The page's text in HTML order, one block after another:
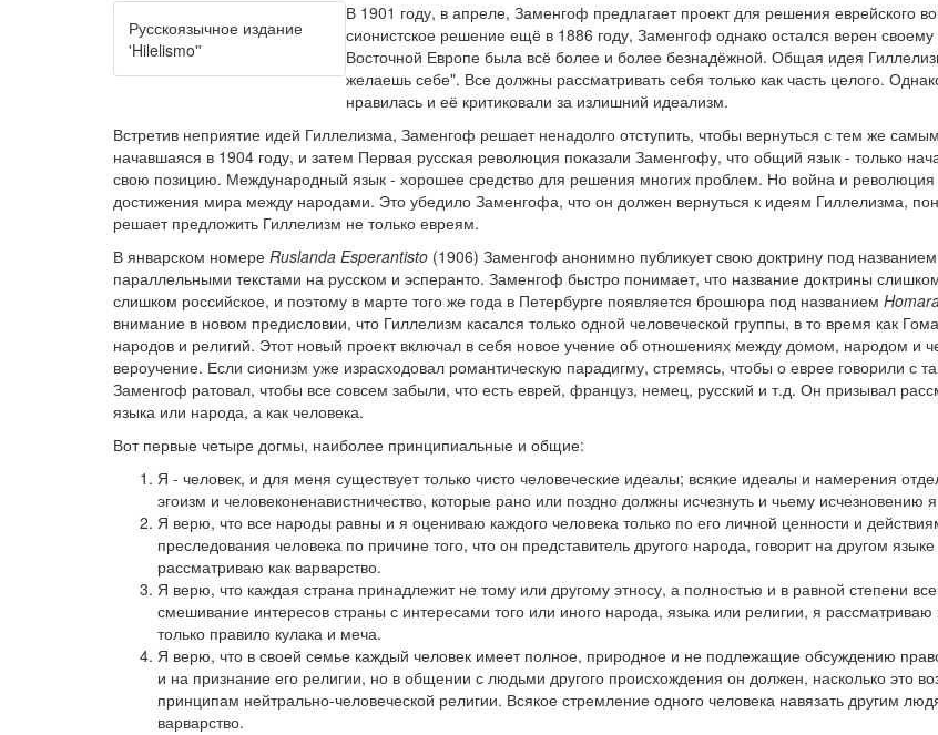
Русскоязычное издание
'Hilelismo''
В 1901 году, в апреле, Заменгоф предлагает проект для решения еврейского
сионистское решение ещё в 1886 году, Заменгоф однако остался верен
Восточной Европе была всё более и более безнадёжной. Общая идея
желаешь себе". Все должны рассматривать себя только как часть целого.
нравилась и её критиковали за излишний идеализм.
Встретив неприятие идей Гиллелизма, Заменгоф решает ненадолго отступить, чтобы вернуться с тем же
начавшаяся в 1904 году, и затем Первая русская революция показали Заменгофу, что общий язык - только
свою позицию. Международный язык - хорошее средство для решения многих проблем. Но война и
достижения мира между народами. Это убедило Заменгофа, что он должен вернуться к идеям Гиллелизма,
решает предложить Гиллелизм не только евреям.
В январском номере Ruslanda Esperantisto (1906) Заменгоф анонимно публикует свою доктрину под
параллельными текстами на русском и эсперанто. Заменгоф быстро понимает, что название доктрины
слишком российское, и поэтому в марте того же года в Петербурге появляется брошюра под названием
внимание в новом предисловии, что Гиллелизм касался только одной человеческой группы, в то время как
народов и религий. Этот новый проект включал в себя новое учение об отношениях между домом, народом и
вероучение. Если сионизм уже израсходовал романтическую парадигму, стремясь, чтобы о еврее говорили с
Заменгоф ратовал, чтобы все совсем забыли, что есть еврей, француз, немец, русский и т.д. Он призывал
языка или народа, а как человека.
Вот первые четыре догмы, наиболее принципиальные и общие:
Я - человек, и для меня существует только чисто человеческие идеалы; всякие идеалы и намерения
эгоизм и человеконенавистничество, которые рано или поздно должны исчезнуть и чьему исчезновению
Я верю, что все народы равны и я оцениваю каждого человека только по его личной ценности и
преследования человека по причине того, что он представитель другого народа, говорит на другом
рассматриваю как варварство.
Я верю, что каждая страна принадлежит не тому или другому этносу, а полностью и в равной степени
смешивание интересов страны с интересами того или иного народа, языка или религии, я рассматриваю
только правило кулака и меча.
Я верю, что в своей семье каждый человек имеет полное, природное и не подлежащие обсуждению
и на признание его религии, но в общении с людьми другого происхождения он должен, насколько это
принципам нейтрально-человеческой религии. Всякое стремление одного человека навязать другим
варварство.